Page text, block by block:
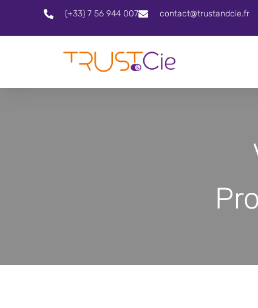
(+33) 7 56 944 007 contact@trustandcie.fr